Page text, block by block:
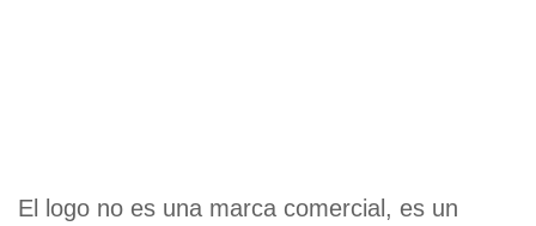
El logo no es una marca comercial, es un